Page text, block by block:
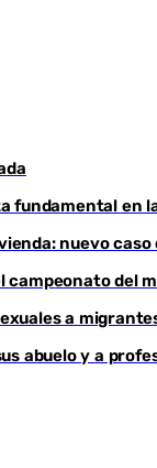
fundamental
nuevo
campeonato del
a
abuelo y a